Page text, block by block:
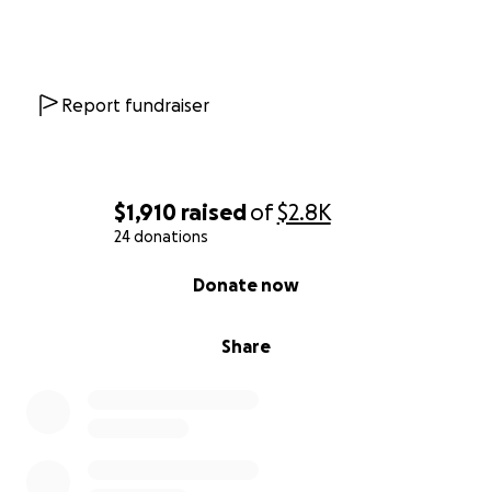
$1,910 raisedof$2.8K
24 donations
Share
Donate now
Report fundraiser